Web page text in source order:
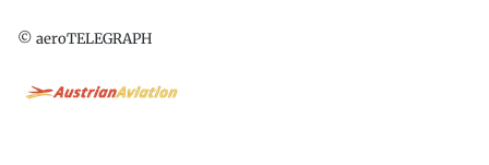
© aeroTELEGRAPH